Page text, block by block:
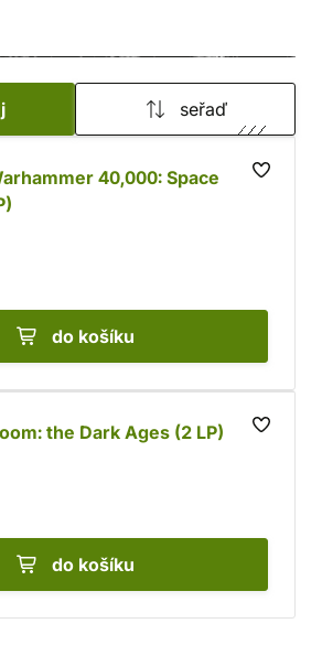
seřaď
40,000: Space
do košíku
the Dark Ages (2 LP)
do košíku